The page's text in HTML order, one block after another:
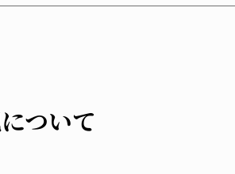
ついて